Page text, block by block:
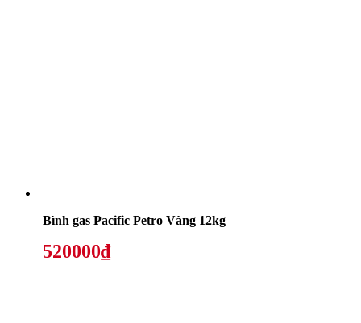
Bình gas Pacific Petro Vàng 12kg
520000₫